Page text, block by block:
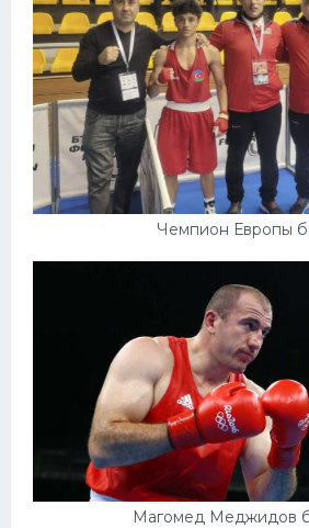
Чемпион Европы
Магомед Меджидов